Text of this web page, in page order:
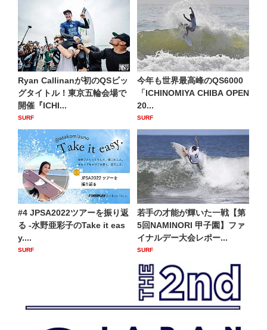
Ryan Callinanが初のQSビッ
グタイトル！東京五輪会場で
開催『ICHI...
SURF
今年も世界最高峰のQS6000
「ICHINOMIYA CHIBA OPEN
20...
SURF
#4 JPSA2022ツアーを振り返
る -水野亜彩子のTake it eas
y....
SURF
若手の才能が輝いた一戦【第
5回NAMINORI 甲子園】ファ
イナルデー大会レポー...
SURF